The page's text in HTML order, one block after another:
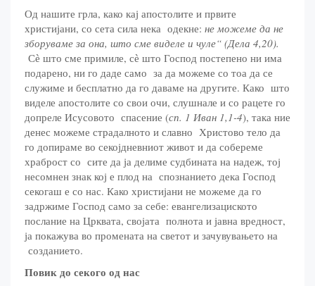
Од нашите грла, како кај апостолите и првите
христијани, со сета сила нека одекне: не можеме да не
зборуваме за она, што сме виделе и чуле“ (Дела 4,20).
Сѐ што сме примиле, сѐ што Господ постепено ни има
подарено, ни го даде само за да можеме со тоа да се
служиме и бесплатно да го даваме на другите. Како што
виделе апостолите со свои очи, слушнале и со рацете го
допреле Исусовото спасение (сп. 1 Иван 1,1-4), така ние
денес можеме страдалното и славно Христово тело да
го допираме во секојдневниот живот и да собереме
храброст со сите да ја делиме судбината на надеж, тој
несомнен знак кој е плод на спознанието дека Господ
секогаш е со нас. Како христијани не можеме да го
задржиме Господ само за себе: евангелизациското
послание на Црквата, својата полнота и јавна вредност,
ја покажува во промената на светот и зачувувањето на
созданието.
Повик до секого од нас